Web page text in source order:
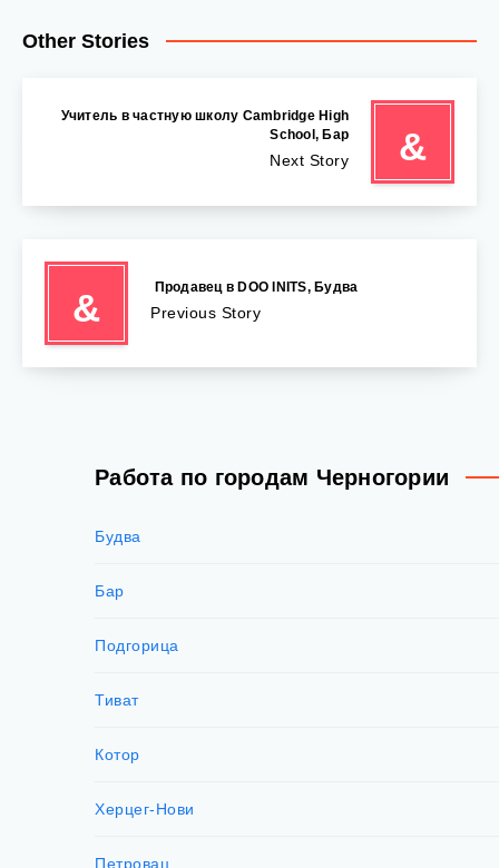
Other Stories
&
‍ Учитель в частную школу Cambridge High
School, Бар
Next Story
& ️ Продавец в DOO INITS, Будва
Previous Story
Работа по городам Черногории
Будва
Бар
Подгорица
Тиват
Котор
Херцег-Нови
Петровац